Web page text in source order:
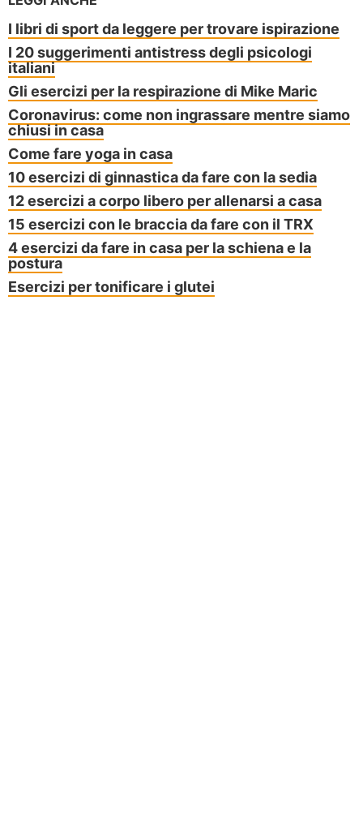
I libri di sport da leggere per trovare ispirazione
I 20 suggerimenti antistress degli psicologi
italiani
Gli esercizi per la respirazione di Mike Maric
Coronavirus: come non ingrassare mentre siamo
chiusi in casa
Come fare yoga in casa
10 esercizi di ginnastica da fare con la sedia
12 esercizi a corpo libero per allenarsi a casa
15 esercizi con le braccia da fare con il TRX
4 esercizi da fare in casa per la schiena e la
postura
Esercizi per tonificare i glutei